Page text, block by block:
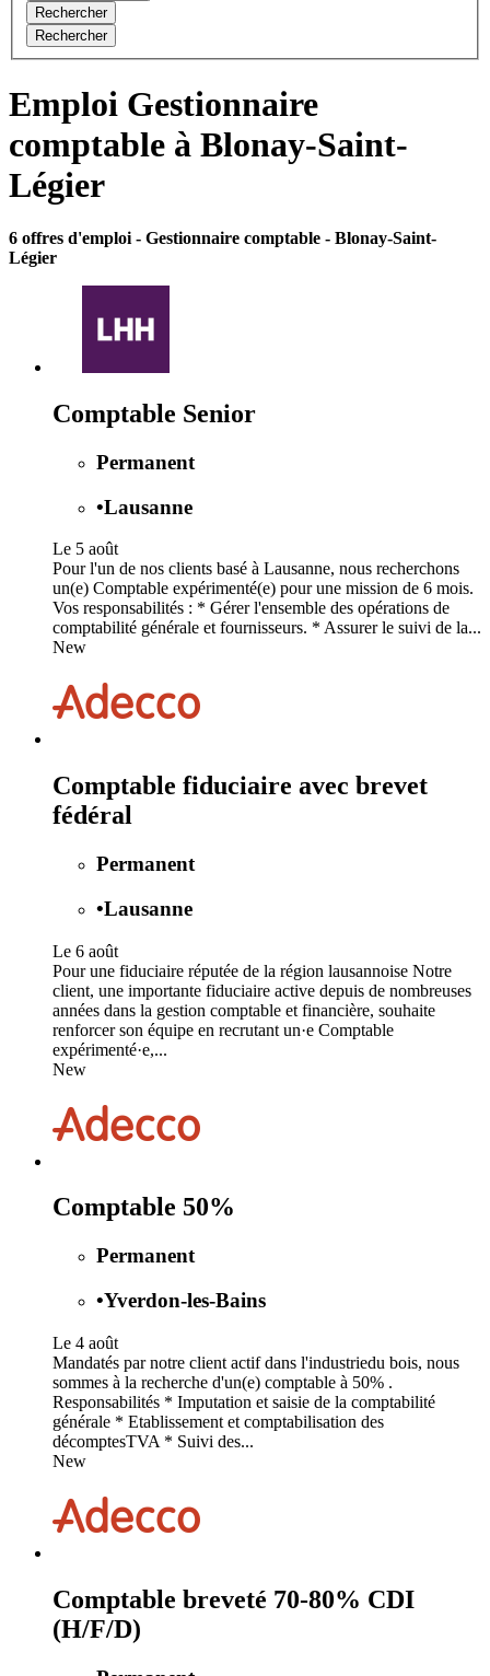
Rechercher
Rechercher
Emploi Gestionnaire
comptable à Blonay-Saint-
Légier
6 offres d'emploi - Gestionnaire comptable - Blonay-Saint-
Légier
Comptable Senior
Permanent
•Lausanne
Le 5 août
Pour l'un de nos clients basé à Lausanne, nous recherchons
un(e) Comptable expérimenté(e) pour une mission de 6 mois.
Vos responsabilités : * Gérer l'ensemble des opérations de
comptabilité générale et fournisseurs. * Assurer le suivi de la...
New
Comptable fiduciaire avec brevet
fédéral
Permanent
•Lausanne
Le 6 août
Pour une fiduciaire réputée de la région lausannoise Notre
client, une importante fiduciaire active depuis de nombreuses
années dans la gestion comptable et financière, souhaite
renforcer son équipe en recrutant un·e Comptable
expérimenté·e,...
New
Comptable 50%
Permanent
•Yverdon-les-Bains
Le 4 août
Mandatés par notre client actif dans l'industriedu bois, nous
sommes à la recherche d'un(e) comptable à 50% .
Responsabilités * Imputation et saisie de la comptabilité
générale * Etablissement et comptabilisation des
décomptesTVA * Suivi des...
New
Comptable breveté 70-80% CDI
(H/F/D)